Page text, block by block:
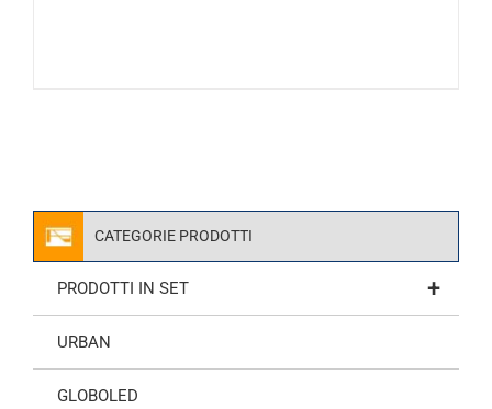
CATEGORIE PRODOTTI
+
PRODOTTI IN SET
URBAN
GLOBOLED